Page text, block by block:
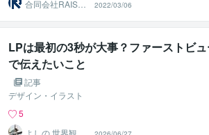
合同会社RAISEE
EE（レイジー）
2022/03/06
LPは最初の3秒が大事？ファーストビ
で伝えたいこと
記事
デザイン・イラスト
5
よしの 世界観構